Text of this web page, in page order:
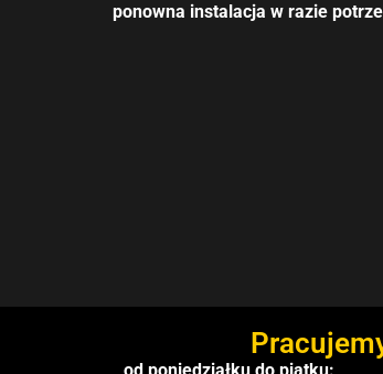
ponowna instalacja w razie